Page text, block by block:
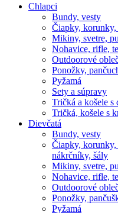
Chlapci
Bundy, vesty
Čiapky,
Mikiny, svetre,
Nohavice, rifle,
Outdoorové
Ponožky,
Pyžamá
Sety a súpravy
Tričká a košele
Tričká, košele s
Dievčatá
Bundy, vesty
Čiapky,
nákrčníky, šály
Mikiny, svetre,
Nohavice, rifle,
Outdoorové
Ponožky,
Pyžamá